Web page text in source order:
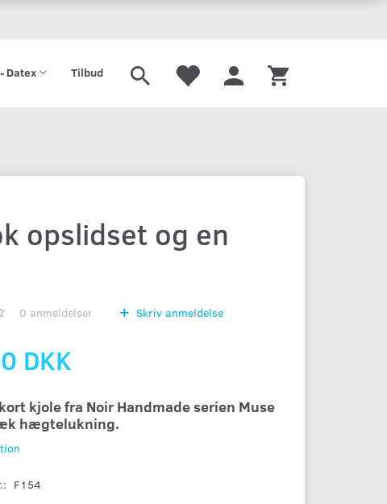
Datex Tilbud
opslidset og en
0 anmeldelser
Skriv anmeldelse
DKK
kjole fra Noir Handmade serien Muse
hægtelukning.
F154